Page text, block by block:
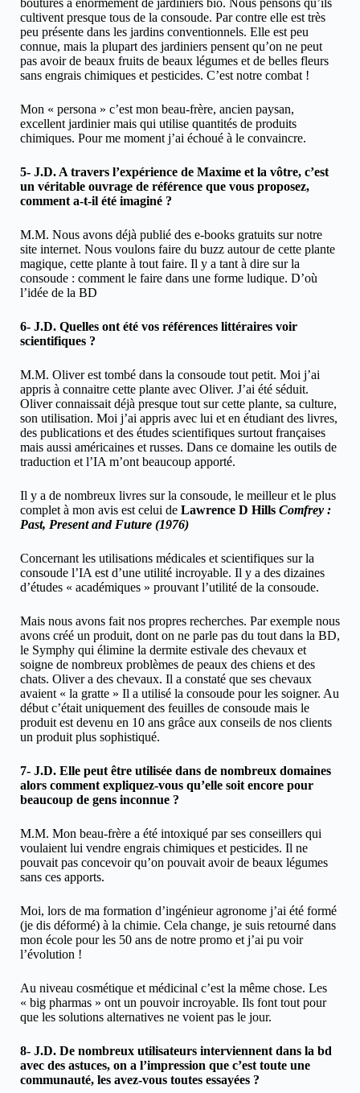
boutures à énormément de jardiniers bio. Nous pensons qu’ils
cultivent presque tous de la consoude. Par contre elle est très
peu présente dans les jardins conventionnels. Elle est peu
connue, mais la plupart des jardiniers pensent qu’on ne peut
pas avoir de beaux fruits de beaux légumes et de belles fleurs
sans engrais chimiques et pesticides. C’est notre combat !
Mon « persona » c’est mon beau-frère, ancien paysan,
excellent jardinier mais qui utilise quantités de produits
chimiques. Pour me moment j’ai échoué à le convaincre.
5- J.D. A travers l’expérience de Maxime et la vôtre, c’est
un véritable ouvrage de référence que vous proposez,
comment a-t-il été imaginé ?
M.M. Nous avons déjà publié des e-books gratuits sur notre
site internet. Nous voulons faire du buzz autour de cette plante
magique, cette plante à tout faire. Il y a tant à dire sur la
consoude : comment le faire dans une forme ludique. D’où
l’idée de la BD
6- J.D. Quelles ont été vos références littéraires voir
scientifiques ?
M.M. Oliver est tombé dans la consoude tout petit. Moi j’ai
appris à connaitre cette plante avec Oliver. J’ai été séduit.
Oliver connaissait déjà presque tout sur cette plante, sa culture,
son utilisation. Moi j’ai appris avec lui et en étudiant des livres,
des publications et des études scientifiques surtout françaises
mais aussi américaines et russes. Dans ce domaine les outils de
traduction et l’IA m’ont beaucoup apporté.
Il y a de nombreux livres sur la consoude, le meilleur et le plus
complet à mon avis est celui de Lawrence D Hills Comfrey :
Past, Present and Future (1976)
Concernant les utilisations médicales et scientifiques sur la
consoude l’IA est d’une utilité incroyable. Il y a des dizaines
d’études « académiques » prouvant l’utilité de la consoude.
Mais nous avons fait nos propres recherches. Par exemple nous
avons créé un produit, dont on ne parle pas du tout dans la BD,
le Symphy qui élimine la dermite estivale des chevaux et
soigne de nombreux problèmes de peaux des chiens et des
chats. Oliver a des chevaux. Il a constaté que ses chevaux
avaient « la gratte » Il a utilisé la consoude pour les soigner. Au
début c’était uniquement des feuilles de consoude mais le
produit est devenu en 10 ans grâce aux conseils de nos clients
un produit plus sophistiqué.
7- J.D. Elle peut être utilisée dans de nombreux domaines
alors comment expliquez-vous qu’elle soit encore pour
beaucoup de gens inconnue ?
M.M. Mon beau-frère a été intoxiqué par ses conseillers qui
voulaient lui vendre engrais chimiques et pesticides. Il ne
pouvait pas concevoir qu’on pouvait avoir de beaux légumes
sans ces apports.
Moi, lors de ma formation d’ingénieur agronome j’ai été formé
(je dis déformé) à la chimie. Cela change, je suis retourné dans
mon école pour les 50 ans de notre promo et j’ai pu voir
l’évolution !
Au niveau cosmétique et médicinal c’est la même chose. Les
« big pharmas » ont un pouvoir incroyable. Ils font tout pour
que les solutions alternatives ne voient pas le jour.
8- J.D. De nombreux utilisateurs interviennent dans la bd
avec des astuces, on a l’impression que c’est toute une
communauté, les avez-vous toutes essayées ?